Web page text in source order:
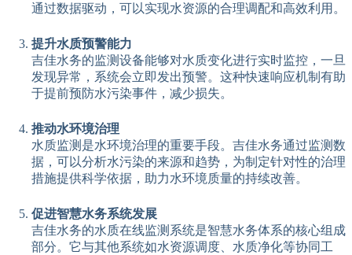
通过数据驱动，可以实现水资源的合理调配和高效利用。
提升水质预警能力
吉佳水务的监测设备能够对水质变化进行实时监控，一旦
发现异常，系统会立即发出预警。这种快速响应机制有助
于提前预防水污染事件，减少损失。
推动水环境治理
水质监测是水环境治理的重要手段。吉佳水务通过监测数
据，可以分析水污染的来源和趋势，为制定针对性的治理
措施提供科学依据，助力水环境质量的持续改善。
促进智慧水务系统发展
吉佳水务的水质在线监测系统是智慧水务体系的核心组成
部分。它与其他系统如水资源调度、水质净化等协同工